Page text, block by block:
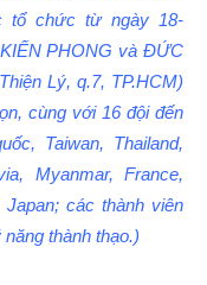
tổ chức từ ngày 18-
PHONG và ĐỨC
Lý, q.7, TP.HCM)
cùng với 16 đội đến
Taiwan, Thailand,
Myanmar, France,
Japan; các thành viên
thành thạo.)